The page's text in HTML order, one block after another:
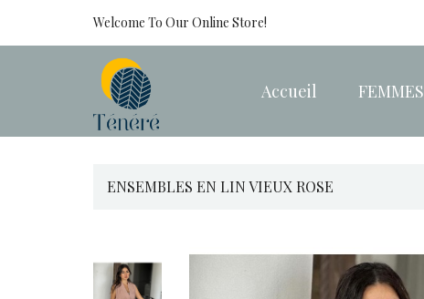
Welcome To Our Online Store!
Accueil FEMMES
ENSEMBLES EN LIN VIEUX ROSE